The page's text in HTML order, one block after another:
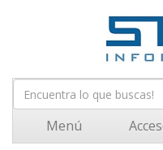
Menú